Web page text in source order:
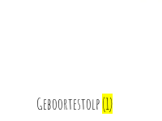
Geboortestolp(1)